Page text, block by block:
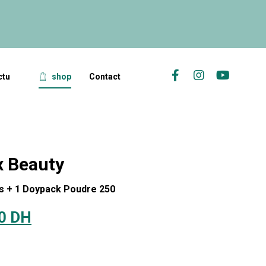
shop Contact
Beauty
+ 1 Doypack Poudre 250
DH